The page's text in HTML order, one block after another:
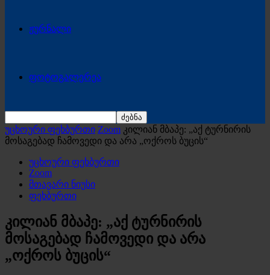
ჟურნალი
ფოტოგალერეა
უცხოური ფეხბურთი Zoom კილიან მბაპე: „აქ ტურნირის
მოსაგებად ჩამოვედი და არა „ოქროს ბუცის“
უცხოური ფეხბურთი
Zoom
მთავარი ნიუსი
ფეხბურთი
კილიან მბაპე: „აქ ტურნირის
მოსაგებად ჩამოვედი და არა
„ოქროს ბუცის“